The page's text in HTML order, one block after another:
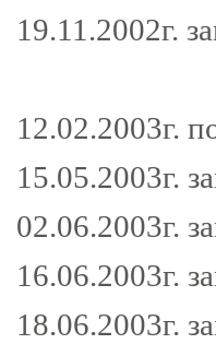
19.11.2002г.
12.02.2003г.
15.05.2003г.
02.06.2003г.
16.06.2003г.
18.06.2003г.